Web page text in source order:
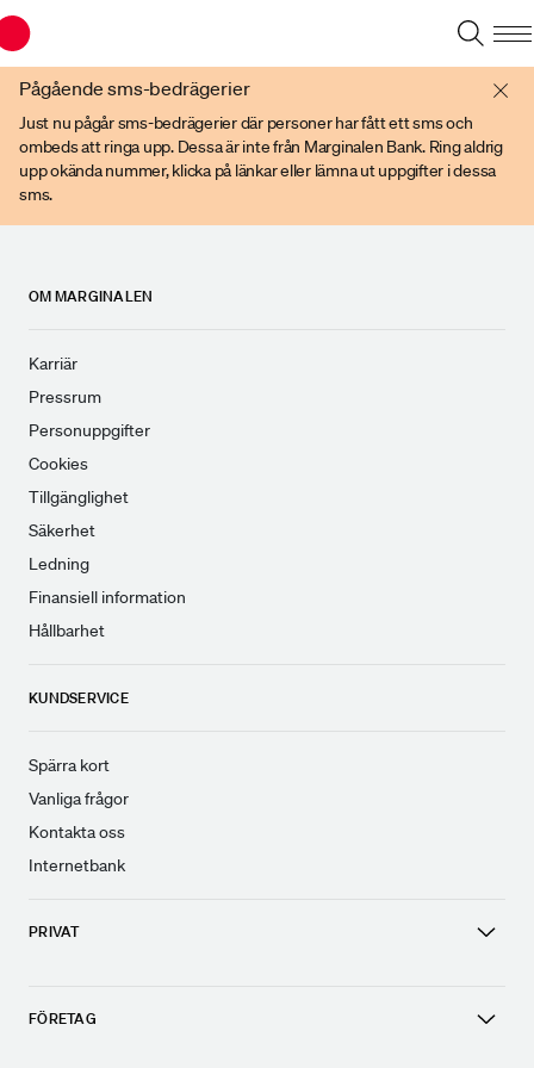
Pågående sms-bedrägerier
Just nu pågår sms-bedrägerier där personer har fått ett sms och
ombeds att ringa upp. Dessa är inte från Marginalen Bank. Ring aldrig
upp okända nummer, klicka på länkar eller lämna ut uppgifter i dessa
sms.
OM MARGINALEN
Karriär
Pressrum
Personuppgifter
Cookies
Tillgänglighet
Säkerhet
Ledning
Finansiell information
Hållbarhet
KUNDSERVICE
Spärra kort
Vanliga frågor
Kontakta oss
Internetbank
PRIVAT
FÖRETAG
Du har en gammal webbläsare. Vänligen använd senare versioner av t ex